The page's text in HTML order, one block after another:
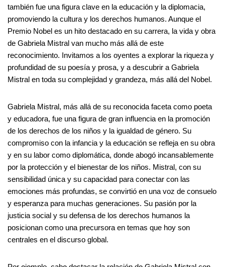
también fue una figura clave en la educación y la diplomacia,
promoviendo la cultura y los derechos humanos. Aunque el
Premio Nobel es un hito destacado en su carrera, la vida y obra
de Gabriela Mistral van mucho más allá de este
reconocimiento. Invitamos a los oyentes a explorar la riqueza y
profundidad de su poesía y prosa, y a descubrir a Gabriela
Mistral en toda su complejidad y grandeza, más allá del Nobel.
Gabriela Mistral, más allá de su reconocida faceta como poeta
y educadora, fue una figura de gran influencia en la promoción
de los derechos de los niños y la igualdad de género. Su
compromiso con la infancia y la educación se refleja en su obra
y en su labor como diplomática, donde abogó incansablemente
por la protección y el bienestar de los niños. Mistral, con su
sensibilidad única y su capacidad para conectar con las
emociones más profundas, se convirtió en una voz de consuelo
y esperanza para muchas generaciones. Su pasión por la
justicia social y su defensa de los derechos humanos la
posicionan como una precursora en temas que hoy son
centrales en el discurso global.